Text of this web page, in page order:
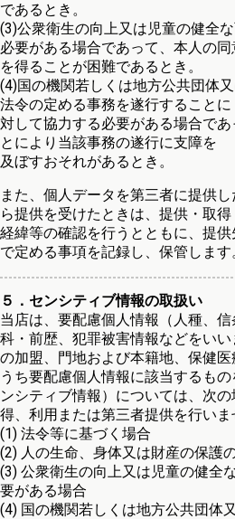
であるとき。
(3)公衆衛生の向上又は児童の健全
必要がある場合であって、本人の同
を得ることが困難であるとき。
(4)国の機関若しくは地方公共団体
法令の定める事務を遂行することに
対して協力する必要がある場合で
とにより当該事務の遂行に支障を
及ぼすおそれがあるとき。
また、個人データを第三者に提供
ら提供を受けたときは、提供・取得
経緯等の確認を行うとともに、提
で定める事項を記録し、保管します
５．センシティブ情報の取扱い
当店は、要配慮個人情報（人種、
科・前歴、犯罪被害情報などをい
の加盟、門地および本籍地、保健
うち要配慮個人情報に該当するも
ンシティブ情報）については、次
得、利用または第三者提供を行いま
(1) 法令等に基づく場合
(2) 人の生命、身体又は財産の保護
(3) 公衆衛生の向上又は児童の健全
要がある場合
(4) 国の機関若しくは地方公共団体